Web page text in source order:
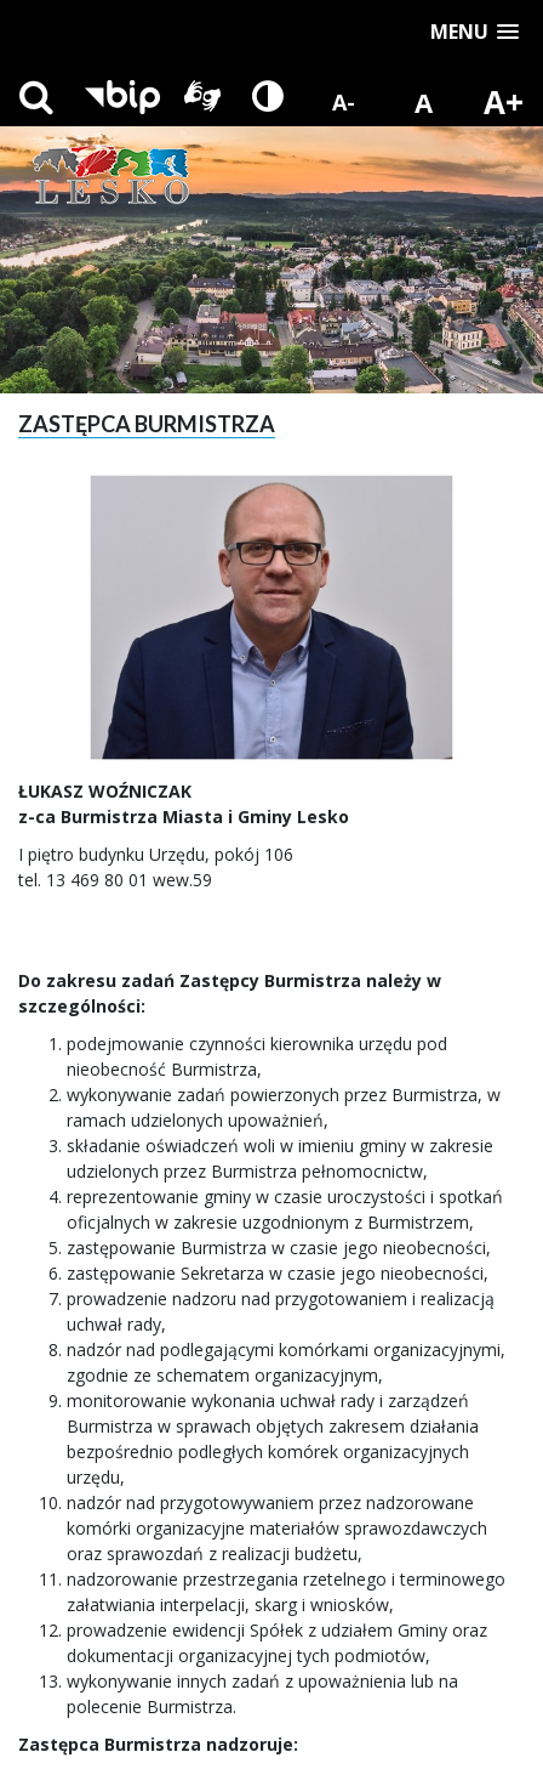
MENU
A- A A+
ZASTĘPCA BURMISTRZA
ŁUKASZ WOŹNICZAK
z-ca Burmistrza Miasta i Gminy Lesko
I piętro budynku Urzędu, pokój 106
tel. 13 469 80 01 wew.59
Do zakresu zadań Zastępcy Burmistrza należy w
szczególności:
podejmowanie czynności kierownika urzędu pod
nieobecność Burmistrza,
wykonywanie zadań powierzonych przez Burmistrza, w
ramach udzielonych upoważnień,
składanie oświadczeń woli w imieniu gminy w zakresie
udzielonych przez Burmistrza pełnomocnictw,
reprezentowanie gminy w czasie uroczystości i spotkań
oficjalnych w zakresie uzgodnionym z Burmistrzem,
zastępowanie Burmistrza w czasie jego nieobecności,
zastępowanie Sekretarza w czasie jego nieobecności,
prowadzenie nadzoru nad przygotowaniem i realizacją
uchwał rady,
nadzór nad podlegającymi komórkami organizacyjnymi,
zgodnie ze schematem organizacyjnym,
monitorowanie wykonania uchwał rady i zarządzeń
Burmistrza w sprawach objętych zakresem działania
bezpośrednio podległych komórek organizacyjnych
urzędu,
nadzór nad przygotowywaniem przez nadzorowane
komórki organizacyjne materiałów sprawozdawczych
oraz sprawozdań z realizacji budżetu,
nadzorowanie przestrzegania rzetelnego i terminowego
załatwiania interpelacji, skarg i wniosków,
prowadzenie ewidencji Spółek z udziałem Gminy oraz
dokumentacji organizacyjnej tych podmiotów,
wykonywanie innych zadań z upoważnienia lub na
polecenie Burmistrza.
Zastępca Burmistrza nadzoruje: